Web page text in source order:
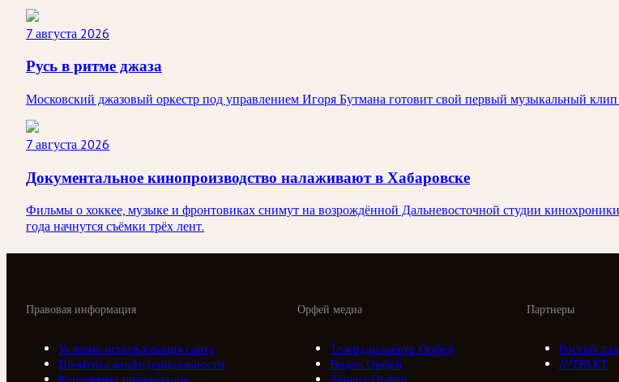
7 августа 2026
Русь в ритме джаза
Московский джазовый оркестр под управлением Игоря Бутмана готовит свой первый музыкальный
7 августа 2026
Документальное кинопроизводство налаживают в Хабаровске
Фильмы о хоккее, музыке и фронтовиках снимут на возрождённой Дальневосточной студии
года начнутся съёмки трёх лент.
Орфей медиа
Телерадиоцентр Орфей
Видео Орфей
Партнеры
///ТРАКТ
Правовая информация
Условия использования сайта
Политика конфиденциальности